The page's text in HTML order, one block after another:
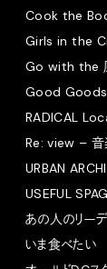
Cook the
Girls in the
Go with the
Good Goods
RADICAL
Re: view – 音
URBAN
USEFUL
あの人のリーデ
いま食べたい